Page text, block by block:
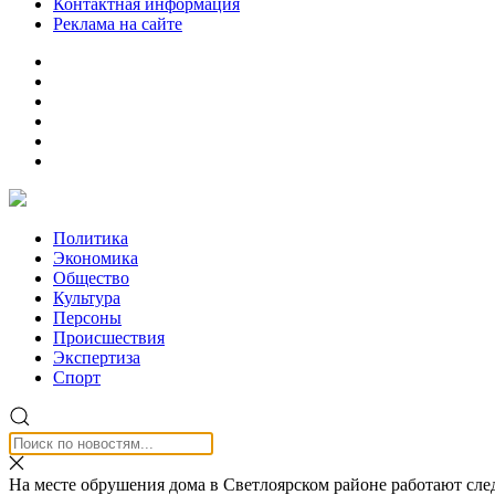
Контактная информация
Реклама на сайте
Политика
Экономика
Общество
Культура
Персоны
Происшествия
Экспертиза
Спорт
На месте обрушения дома в Светлоярском районе работают